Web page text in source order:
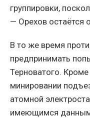
группировки,
— Орехов остаётся
В то же время
предпринимать
Терноватого.
минировании
атомной
имеющимся